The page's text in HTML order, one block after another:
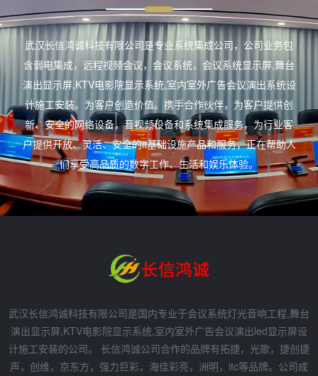
武汉长信鸿诚科技有限公司是专业系统集成公司，公司业务包
含弱电集成，远程视频会议，会议系统，会议系统显示屏,舞台
演出显示屏,KTV电影院显示系统,室内室外广告会议演出系统设
计施工安装。为客户创造价值。携手合作伙伴，为客户提供创
新、安全的网络设备，音视频设备和系统集成服务，为行业客
户提供开放、灵活、安全的it基础设施产品和服务，正在帮助人
们享受高品质的数字工作、生活和娱乐体验。
武汉长信鸿诚科技有限公司是国内专业于会议系统灯光音响工程,舞台
演出显示屏,KTV电影院显示系统,室内室外广告会议演出led显示屏设
计施工安装的公司。 长信鸿诚公司合作的品牌有拓捷，光歌，捷创捷
声，创维，京东方，强力巨彩，海佳彩亮，洲明，itc等品牌。公司成